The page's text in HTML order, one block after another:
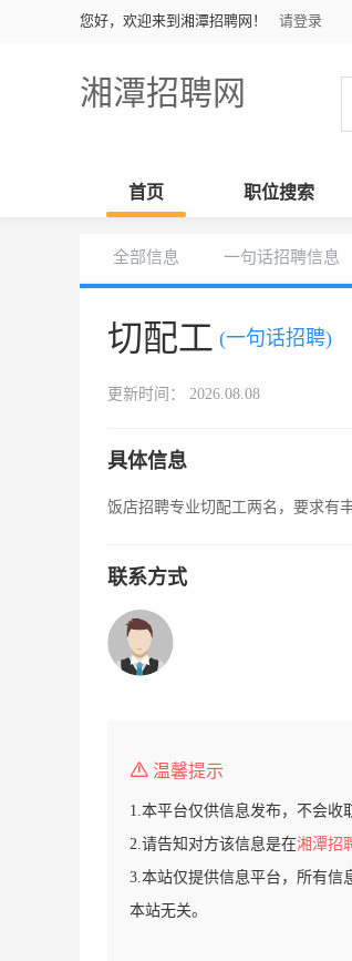
您好，欢迎来到湘潭招聘网！ 请登录
湘潭招聘网
首页 职位搜索
全部信息 一句话招聘信息
切配工 (一句话招聘)
更新时间： 2026.08.08
具体信息
饭店招聘专业切配工两名，要求有
联系方式
温馨提示
1.本平台仅供信息发布，不会收
2.请告知对方该信息是在湘潭招
3.本站仅提供信息平台，所有信
本站无关。